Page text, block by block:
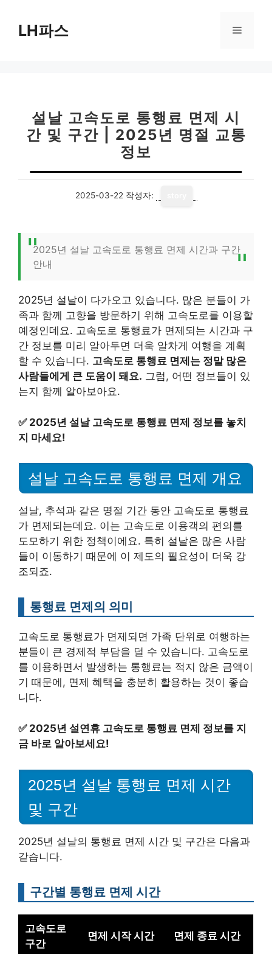
LH파스 메
설날 고속도로 통행료 면제 시
간 및 구간 | 2025년 명절 교통
정보
2025-03-22 작성자:
2025년 설날 고속도로 통행료 면제 시간과 구간
안내
2025년 설날이 다가오고 있습니다. 많은 분들이 가
족과 함께 고향을 방문하기 위해 고속도로를 이용할
예정인데요. 고속도로 통행료가 면제되는 시간과 구
간 정보를 미리 알아두면 더욱 알차게 여행을 계획
할 수 있습니다. 고속도로 통행료 면제는 정말 많은
사람들에게 큰 도움이 돼요. 그럼, 어떤 정보들이 있
는지 함께 알아보아요.
✅ 2025년 설날 고속도로 통행료 면제 정보를 놓치
지 마세요!
설날 고속도로 통행료 면제 개요
설날, 추석과 같은 명절 기간 동안 고속도로 통행료
가 면제되는데요. 이는 고속도로 이용객의 편의를
도모하기 위한 정책이에요. 특히 설날은 많은 사람
들이 이동하기 때문에 이 제도의 필요성이 더욱 강
조되죠.
통행료 면제의 의미
고속도로 통행료가 면제되면 가족 단위로 여행하는
분들이 큰 경제적 부담을 덜 수 있습니다. 고속도로
를 이용하면서 발생하는 통행료는 적지 않은 금액이
기 때문에, 면제 혜택을 충분히 활용하는 것이 좋습
니다.
✅ 2025년 설연휴 고속도로 통행료 면제 정보를 지
금 바로 알아보세요!
2025년 설날 통행료 면제 시간
및 구간
2025년 설날의 통행료 면제 시간 및 구간은 다음과
같습니다.
구간별 통행료 면제 시간
고속도로
구간
면제 시작 시간 면제 종료 시간